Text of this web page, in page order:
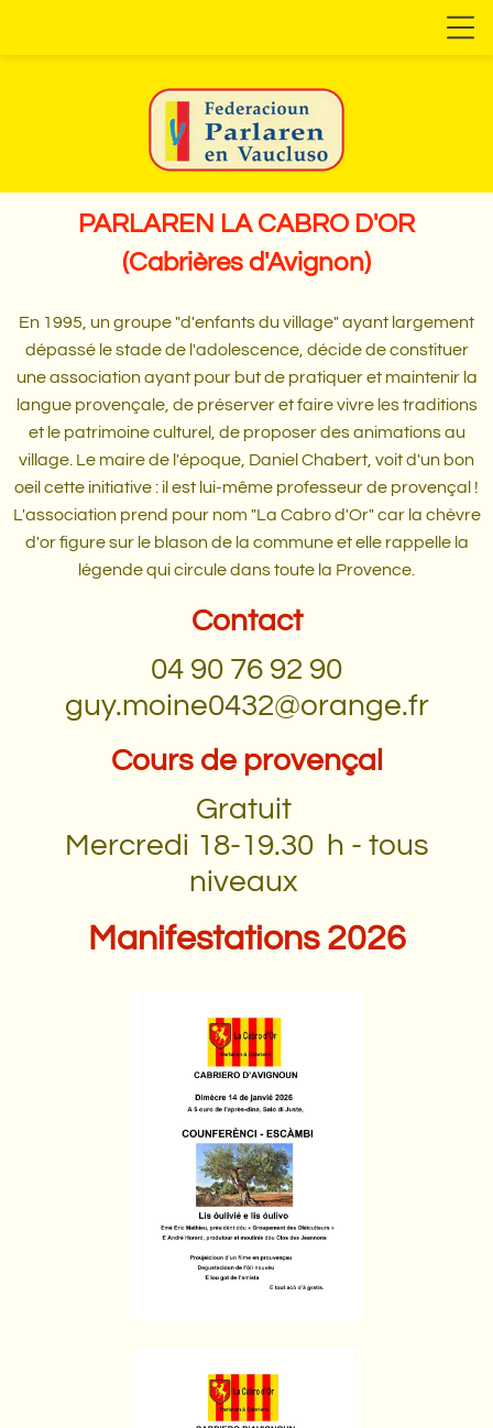
PARLAREN LA CABRO D'OR
(Cabrières d'Avignon)
En 1995, un groupe "d'enfants du village" ayant largement
dépassé le stade de l'adolescence, décide de constituer
une association ayant pour but de pratiquer et maintenir la
langue provençale, de préserver et faire vivre les traditions
et le patrimoine culturel, de proposer des animations au
village. Le maire de l'époque, Daniel Chabert, voit d'un bon
oeil cette initiative : il est lui-même professeur de provençal !
L'association prend pour nom "La Cabro d'Or" car la chèvre
d'or figure sur le blason de la commune et elle rappelle la
légende qui circule dans toute la Provence.
Contact
04 90 76 92 90
guy.moine0432@orange.fr
Cours de provençal
Gratuit
Mercredi 18-19.30 h - tous
niveaux
Manifestations 2026